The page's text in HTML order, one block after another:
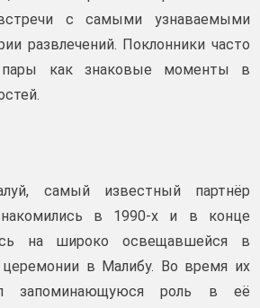
с самыми узнаваемыми
развлечений. Поклонники часто
как знаковые моменты в
самый известный партнёр
в 1990-х и в конце
на широко освещавшейся в
церемонии в Малибу. Во время их
запоминающуюся роль в её